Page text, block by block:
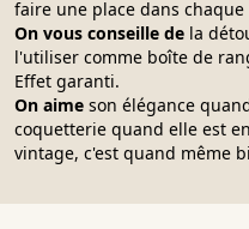
faire une place dans
On vous conseille de la
l'utiliser comme boîte de
Effet garanti.
On aime son élégance
coquetterie quand elle est
vintage, c'est quand même